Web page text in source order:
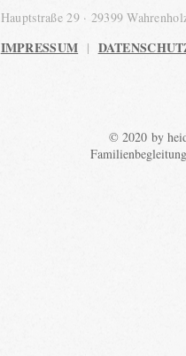
Hauptstraße 29 · 29399
IMPRESSUM |
© 2020 by